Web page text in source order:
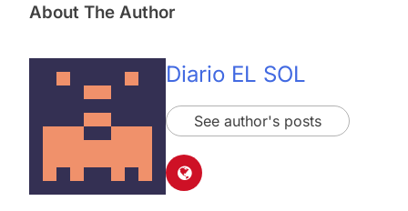
About The Author
Diario EL SOL
See author's posts